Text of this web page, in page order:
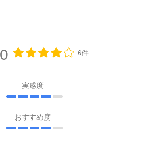
6件
実感度
おすすめ度